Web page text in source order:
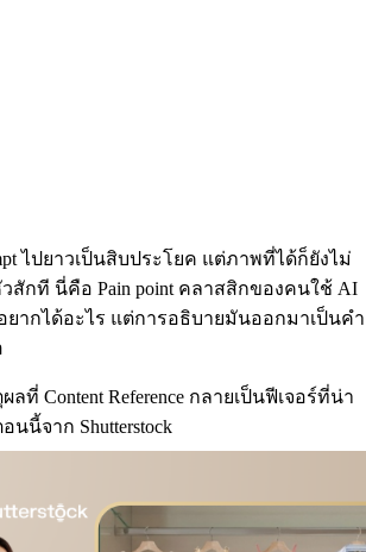
ไปยาวเป็นสิบประโยค แต่ภาพที่ได้ก็ยังไม่
สักที นี่คือ Pain point คลาสสิกของคนใช้ AI
ยากได้อะไร แต่การอธิบายมันออกมาเป็นคำ
ที่ Content Reference กลายเป็นฟีเจอร์ที่น่า
นี้จาก Shutterstock